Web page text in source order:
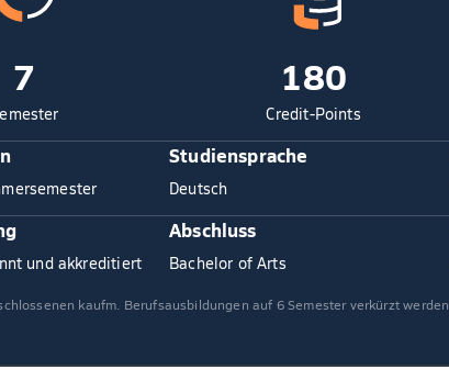
7 180
Credit-Points
Studiensprache
Deutsch
und akkreditiert
Abschluss
Bachelor of Arts
kaufm. Berufsausbildungen auf 6 Semester verkürzt werden.